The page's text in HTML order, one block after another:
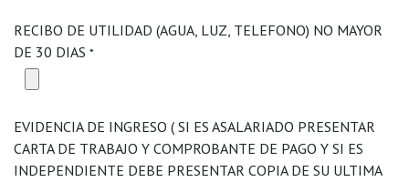
RECIBO DE UTILIDAD (AGUA, LUZ, TELEFONO) NO MAYOR
DE 30 DIAS *
EVIDENCIA DE INGRESO ( SI ES ASALARIADO PRESENTAR
CARTA DE TRABAJO Y COMPROBANTE DE PAGO Y SI ES
INDEPENDIENTE DEBE PRESENTAR COPIA DE SU ULTIMA